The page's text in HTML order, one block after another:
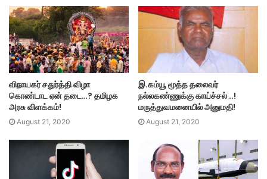
விநாயகர் சதுர்த்தி விழா
கொண்டாட ஏன் தடை…? தமிழக
அரசு விளக்கம்!
August 21, 2020
இ.கம்யூ மூத்த தலைவர்
நல்லகண்ணுக்கு காய்ச்சல் ..!
மருத்துவமனையில் அனுமதி!
August 21, 2020